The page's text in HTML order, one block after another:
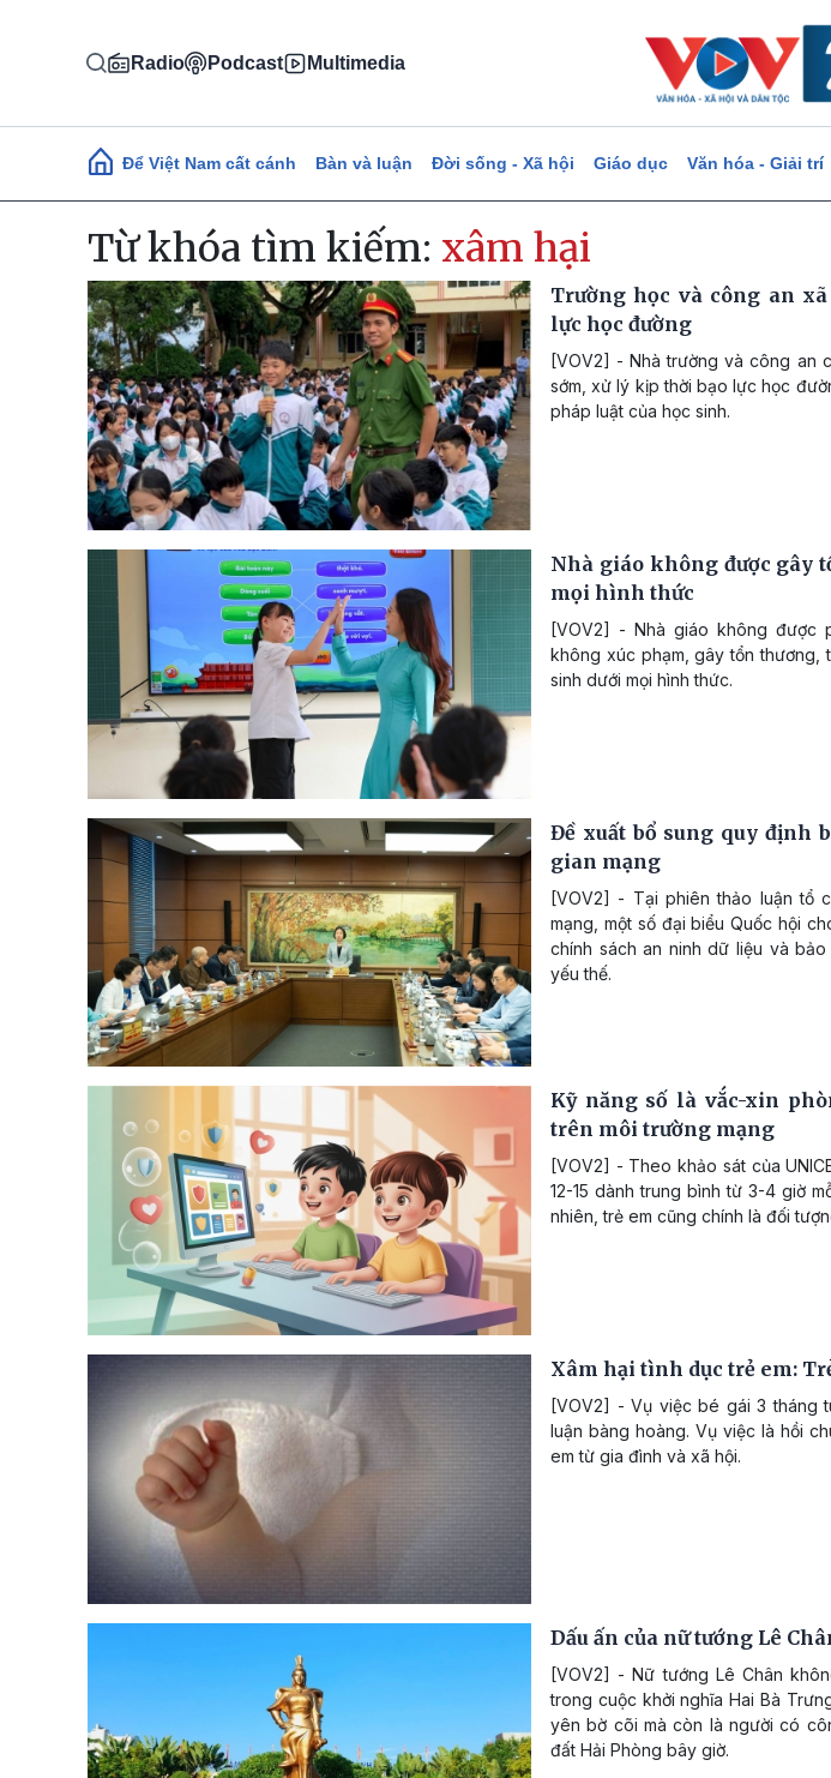
Radio Podcast Multimedia
Main navigation
Để Việt Nam cất cánh Bàn và luận Đời sống - Xã hội Giáo dục Văn hóa - Giải trí
Từ khóa tìm kiếm: xâm hại
Trường học và công an
lực học đường
[VOV2] - Nhà trường và công an
sớm, xử lý kịp thời bạo lực học
pháp luật của học sinh.
Nhà giáo không được gây
mọi hình thức
[VOV2] - Nhà giáo không được
không xúc phạm, gây tổn thương,
sinh dưới mọi hình thức.
Đề xuất bổ sung quy định
gian mạng
[VOV2] - Tại phiên thảo luận tổ
mạng, một số đại biểu Quốc hội
chính sách an ninh dữ liệu và
yếu thế.
Kỹ năng số là vắc-xin
trên môi trường mạng
[VOV2] - Theo khảo sát của
12-15 dành trung bình từ 3-4 giờ
nhiên, trẻ em cũng chính là đối
Xâm hại tình dục trẻ em:
[VOV2] - Vụ việc bé gái 3 tháng
luận bàng hoàng. Vụ việc là hồi
em từ gia đình và xã hội.
Dấu ấn của nữ tướng Lê
[VOV2] - Nữ tướng Lê Chân
trong cuộc khởi nghĩa Hai Bà
yên bờ cõi mà còn là người có
đất Hải Phòng bây giờ.